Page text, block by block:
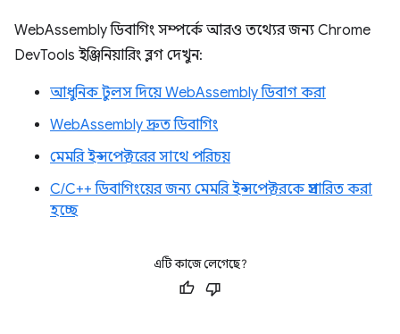
WebAssembly ডিবাগিং সম্পর্কে আরও তথ্যের জন্য Chrome
DevTools ইঞ্জিনিয়ারিং ব্লগ দেখুন:
আধুনিক টুলস দিয়ে WebAssembly ডিবাগ করা
WebAssembly দ্রুত ডিবাগিং
মেমরি ইন্সপেক্টরের সাথে পরিচয়
C/C++ ডিবাগিংয়ের জন্য মেমরি ইন্সপেক্টরকে প্রসারিত করা
হচ্ছে
এটি কাজে লেগেছে?